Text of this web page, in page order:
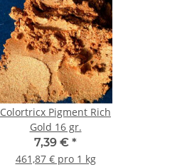
Colortricx Pigment Rich
Gold 16 gr.
7,39 € *
461,87 € pro 1 kg